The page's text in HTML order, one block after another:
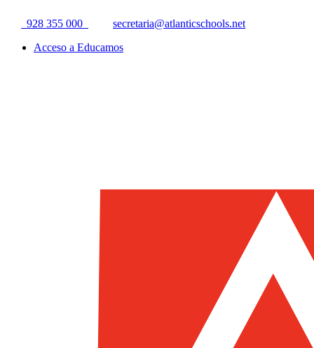
928 355 000
secretaria@atlanticschools.net
Acceso a Educamos